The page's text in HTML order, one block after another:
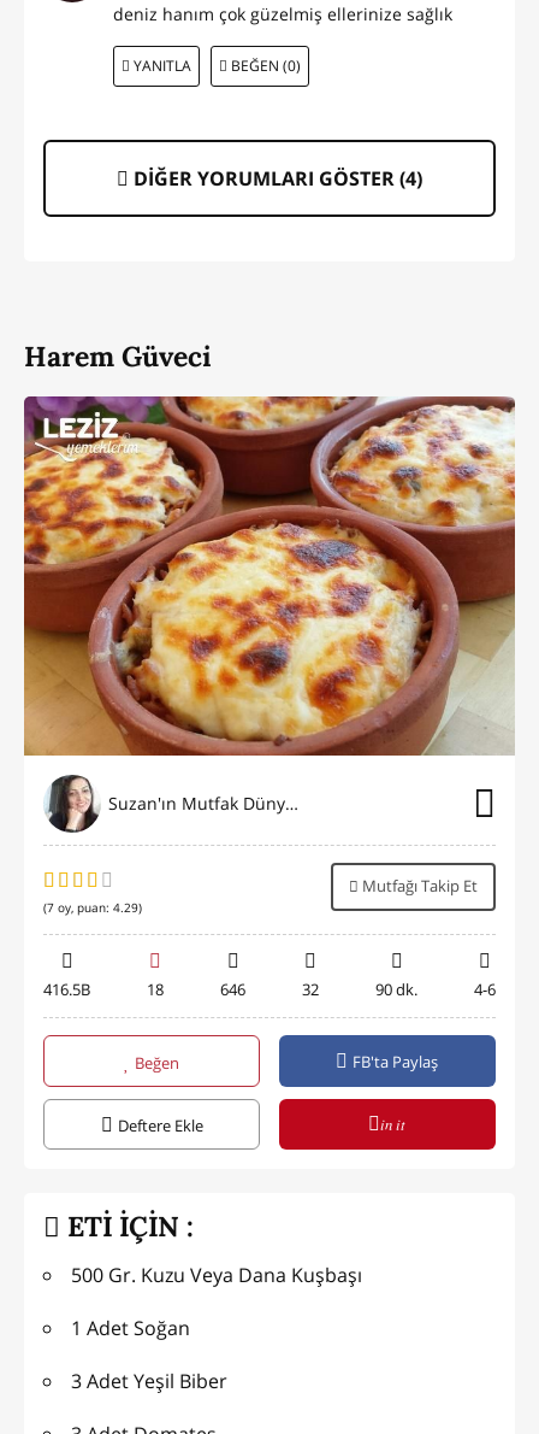
deniz hanım çok güzelmiş ellerinize sağlık
YANITLA BEĞEN (0)
DİĞER YORUMLARI GÖSTER (4)
Harem Güveci
Suzan'ın Mutfak Dünyası
(7 oy, puan: 4.29)
Mutfağı Takip Et
416.5B 18 646 32 90 dk. 4-6
Beğen FB'ta Paylaş
Deftere Ekle in it
ETİ İÇİN :
500 Gr. Kuzu Veya Dana Kuşbaşı
1 Adet Soğan
3 Adet Yeşil Biber